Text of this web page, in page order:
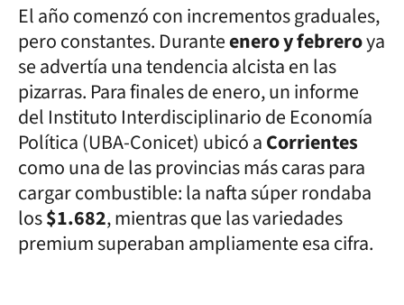
El año comenzó con incrementos graduales,
pero constantes. Duranteenero y febreroya
se advertía una tendencia alcista en las
pizarras. Para finales de enero, un informe
del Instituto Interdisciplinario de Economía
Política (UBA-Conicet) ubicó aCorrientes
como una de las provincias más caras para
cargar combustible: la nafta súper rondaba
los$1.682, mientras que las variedades
premium superaban ampliamente esa cifra.